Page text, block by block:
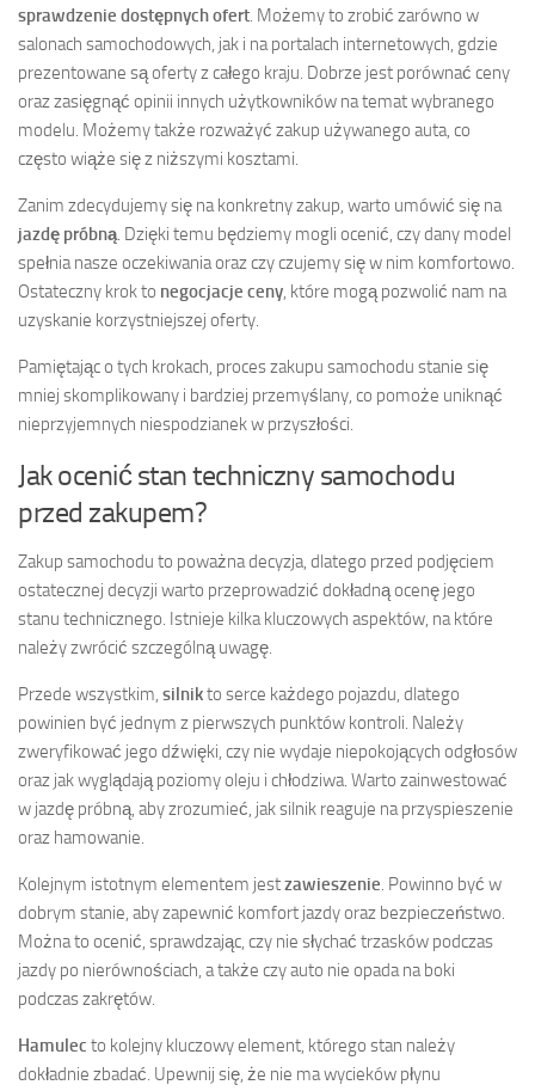
sprawdzenie dostępnych ofert. Możemy to zrobić zarówno w
salonach samochodowych, jak i na portalach internetowych, gdzie
prezentowane są oferty z całego kraju. Dobrze jest porównać ceny
oraz zasięgnąć opinii innych użytkowników na temat wybranego
modelu. Możemy także rozważyć zakup używanego auta, co
często wiąże się z niższymi kosztami.
Zanim zdecydujemy się na konkretny zakup, warto umówić się na
jazdę próbną. Dzięki temu będziemy mogli ocenić, czy dany model
spełnia nasze oczekiwania oraz czy czujemy się w nim komfortowo.
Ostateczny krok to negocjacje ceny, które mogą pozwolić nam na
uzyskanie korzystniejszej oferty.
Pamiętając o tych krokach, proces zakupu samochodu stanie się
mniej skomplikowany i bardziej przemyślany, co pomoże uniknąć
nieprzyjemnych niespodzianek w przyszłości.
Jak ocenić stan techniczny samochodu
przed zakupem?
Zakup samochodu to poważna decyzja, dlatego przed podjęciem
ostatecznej decyzji warto przeprowadzić dokładną ocenę jego
stanu technicznego. Istnieje kilka kluczowych aspektów, na które
należy zwrócić szczególną uwagę.
Przede wszystkim, silnikto serce każdego pojazdu, dlatego
powinien być jednym z pierwszych punktów kontroli. Należy
zweryfikować jego dźwięki, czy nie wydaje niepokojących odgłosów
oraz jak wyglądają poziomy oleju i chłodziwa. Warto zainwestować
w jazdę próbną, aby zrozumieć, jak silnik reaguje na przyspieszenie
oraz hamowanie.
Kolejnym istotnym elementem jestzawieszenie. Powinno być w
dobrym stanie, aby zapewnić komfort jazdy oraz bezpieczeństwo.
Można to ocenić, sprawdzając, czy nie słychać trzasków podczas
jazdy po nierównościach, a także czy auto nie opada na boki
podczas zakrętów.
Hamulec to kolejny kluczowy element, którego stan należy
dokładnie zbadać. Upewnij się, że nie ma wycieków płynu